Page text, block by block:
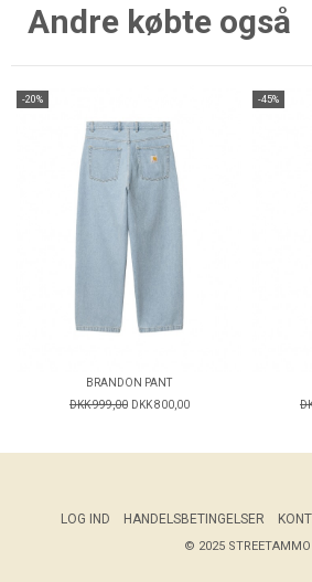
Andre købte også
-20%
BRANDON PANT
DKK 999,00 DKK 800,00
-45%
LOG IND HANDELSBETINGELSER
© 2025 STREETAMMO